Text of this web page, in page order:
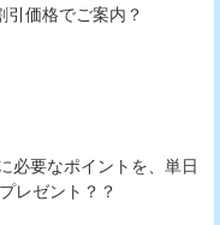
価格でご案内？
必要なポイントを、単日
レゼント？？